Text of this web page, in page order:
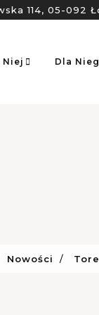
114, 05-092
Niej Dla
Nowości